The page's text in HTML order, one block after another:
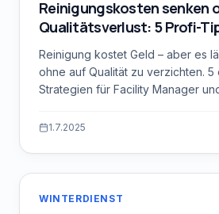
Reinigungskosten senken
Qualitätsverlust: 5 Profi-
Reinigung kostet Geld – aber es
ohne auf Qualität zu verzichten. 5
Strategien für Facility Manager
1.7.2025
WINTERDIENST